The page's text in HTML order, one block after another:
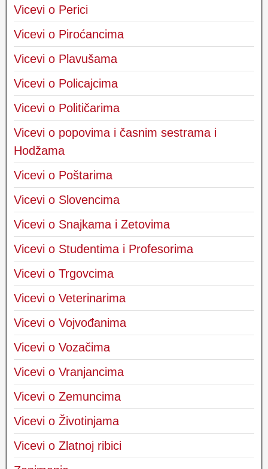
Vicevi o Perici
Vicevi o Piroćancima
Vicevi o Plavušama
Vicevi o Policajcima
Vicevi o Političarima
Vicevi o popovima i časnim sestrama i
Hodžama
Vicevi o Poštarima
Vicevi o Slovencima
Vicevi o Snajkama i Zetovima
Vicevi o Studentima i Profesorima
Vicevi o Trgovcima
Vicevi o Veterinarima
Vicevi o Vojvođanima
Vicevi o Vozačima
Vicevi o Vranjancima
Vicevi o Zemuncima
Vicevi o Životinjama
Vicevi o Zlatnoj ribici